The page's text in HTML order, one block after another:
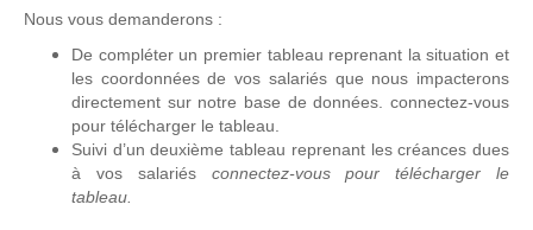
Nous vous demanderons :
De compléter un premier tableau reprenant la situation et
les coordonnées de vos salariés que nous impacterons
directement sur notre base de données. connectez-vous
pour télécharger le tableau.
Suivi d’un deuxième tableau reprenant les créances dues
à vos salariés connectez-vous pour télécharger le
tableau.